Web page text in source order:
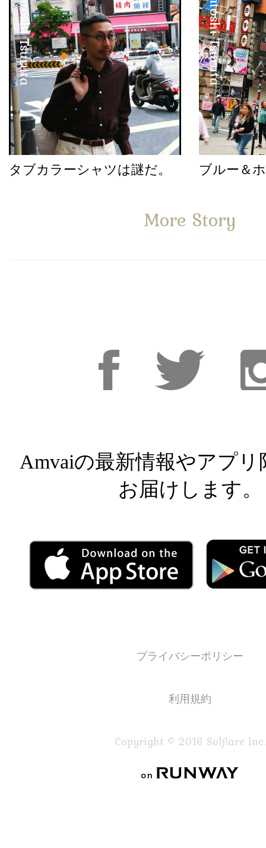
Satoshi Tsuruta
タブカラーシャツは謎だ。
Satoshi Tsuruta
ブルー＆
More Story
Amvaiの最新情報やアプリ
お届けします。
プライバシーポリシー
利用規約
Copyright © 2016 Solflare Inc.